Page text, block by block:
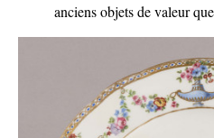
anciens objets de valeur